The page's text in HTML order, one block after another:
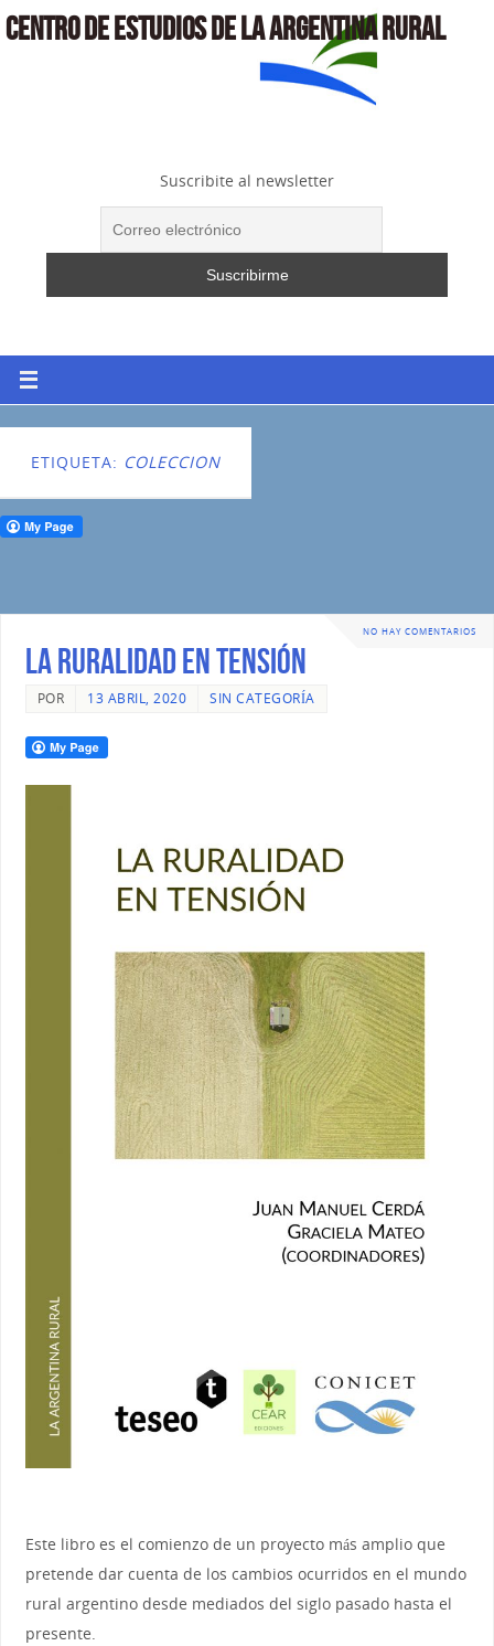
CENTRO DE ESTUDIOS DE LA ARGENTINA RURAL
Suscribite al newsletter
ETIQUETA: COLECCION
NO HAY COMENTARIOS
LA RURALIDAD EN TENSIÓN
POR 13 ABRIL, 2020 SIN CATEGORÍA
Este libro es el comienzo de un proyecto más amplio que
pretende dar cuenta de los cambios ocurridos en el mundo
rural argentino desde mediados del siglo pasado hasta el
presente.